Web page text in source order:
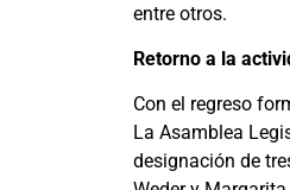
entre otros.
Retorno a la
Con el regreso
La Asamblea
designación de